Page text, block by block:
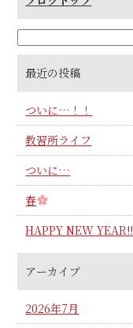
最近の投稿
ついに…！！
教習所ライフ
ついに…
春
HAPPY NEW YEAR!!
アーカイブ
2026年7月